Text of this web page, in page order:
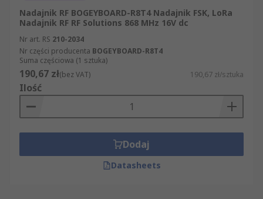
Nadajnik RF BOGEYBOARD-R8T4 Nadajnik FSK, LoRa
Nadajnik RF RF Solutions 868 MHz 16V dc
Nr art. RS 210-2034
Nr części producenta BOGEYBOARD-R8T4
Suma częściowa (1 sztuka)
190,67 zł(bez VAT) 190,67 zł/sztuka
Ilość
Dodaj
Datasheets